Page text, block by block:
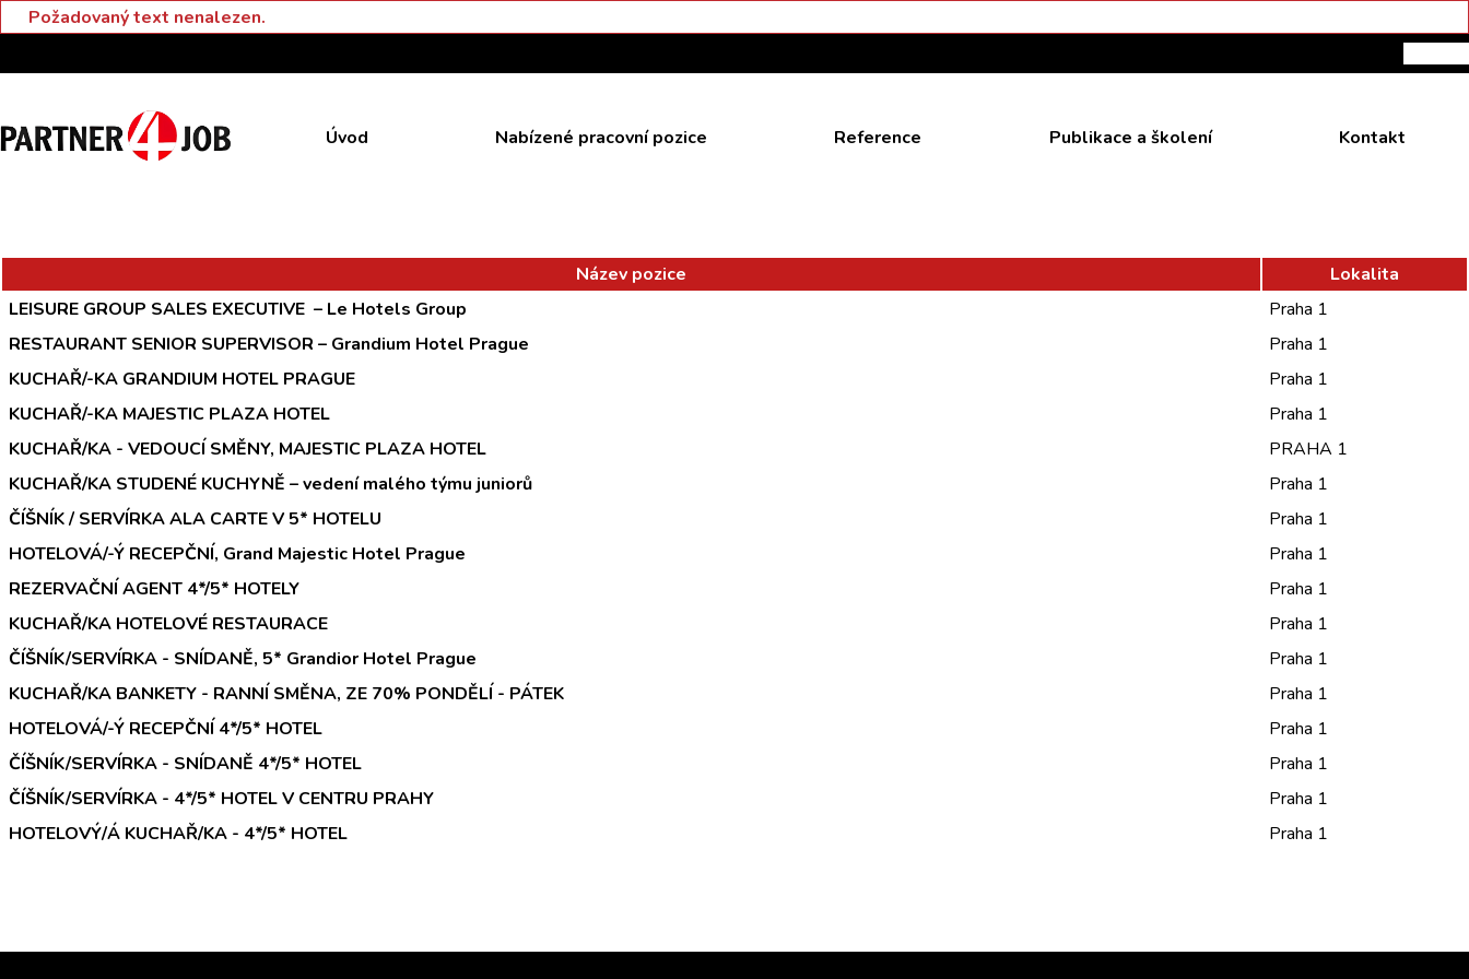
Požadovaný text nenalezen.
Úvod Nabízené pracovní pozice Reference Publikace a školení Kontakt
Název pozice
Lokalita
LEISURE GROUP SALES EXECUTIVE – Le Hotels Group
Praha 1
RESTAURANT SENIOR SUPERVISOR – Grandium Hotel Prague
Praha 1
KUCHAŘ/-KA GRANDIUM HOTEL PRAGUE
Praha 1
KUCHAŘ/-KA MAJESTIC PLAZA HOTEL
Praha 1
KUCHAŘ/KA - VEDOUCÍ SMĚNY, MAJESTIC PLAZA HOTEL
PRAHA 1
KUCHAŘ/KA STUDENÉ KUCHYNĚ – vedení malého týmu juniorů
Praha 1
ČÍŠNÍK / SERVÍRKA ALA CARTE V 5* HOTELU
Praha 1
HOTELOVÁ/-Ý RECEPČNÍ, Grand Majestic Hotel Prague
Praha 1
REZERVAČNÍ AGENT 4*/5* HOTELY
Praha 1
KUCHAŘ/KA HOTELOVÉ RESTAURACE
Praha 1
ČÍŠNÍK/SERVÍRKA - SNÍDANĚ, 5* Grandior Hotel Prague
Praha 1
KUCHAŘ/KA BANKETY - RANNÍ SMĚNA, ZE 70% PONDĚLÍ - PÁTEK
Praha 1
HOTELOVÁ/-Ý RECEPČNÍ 4*/5* HOTEL
Praha 1
ČÍŠNÍK/SERVÍRKA - SNÍDANĚ 4*/5* HOTEL
Praha 1
ČÍŠNÍK/SERVÍRKA - 4*/5* HOTEL V CENTRU PRAHY
Praha 1
HOTELOVÝ/Á KUCHAŘ/KA - 4*/5* HOTEL
Praha 1